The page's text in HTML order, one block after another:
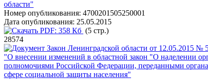
области"
Номер опубликования: 4700201505250001
Дата опубликования: 25.05.2015
PDF: 358 Кб (5 стр.)
28574
Закон Ленинградской области от 12.05.2015 №
"О внесении изменений в областной закон "О наделении
полномочиями Российской Федерации, переданными
сфере социальной защиты населения"